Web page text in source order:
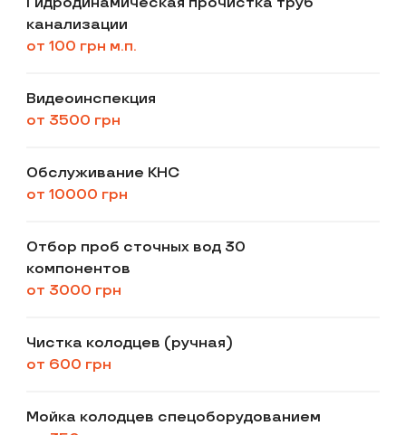
канализации
от 100 грн м.п.
Видеоинспекция
от 3500 грн
Обслуживание КНС
от 10000 грн
Отбор проб сточных вод 30
компонентов
от 3000 грн
Чистка колодцев (ручная)
от 600 грн
Мойка колодцев спецоборудованием